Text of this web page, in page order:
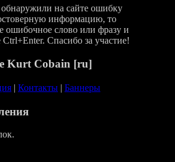
на сайте ошибку
информацию, то
ошибочное слово или фразу и
Спасибо за участие!
Kurt Cobain [ru]
| Контакты | Баннеры